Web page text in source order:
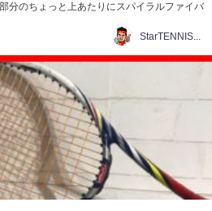
分のちょっと上あたりにスパイラルファイバ
StarTENNIS@テニス研究所